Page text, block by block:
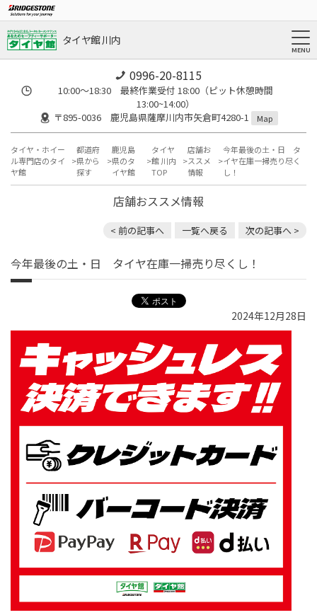
タイヤ館 川内
0996-20-8115
10:00～18:30 最終作業受付 18:00（ピット休憩時間
13:00~14:00）
〒895-0036 鹿児島県薩摩川内市矢倉町4280-1
Map
タイヤ・ホイー
ル専門店のタイ
ヤ館
都道府
県から
探す
鹿児島
県のタ
イヤ館
タイヤ
館 川内
TOP
店舗お
ススメ
情報
今年最後の土・日 タ
イヤ在庫一掃売り尽く
し！
店舗おススメ情報
< 前の記事へ 一覧へ戻る 次の記事へ >
今年最後の土・日 タイヤ在庫一掃売り尽くし！
2024年12月28日